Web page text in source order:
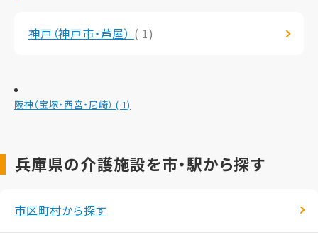
神戸（神戸市・芦屋） ( 1)
阪神（宝塚・西宮・尼崎）( 1)
兵庫県の介護施設を市・駅から探す
市区町村から探す